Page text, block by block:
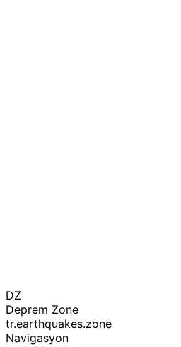
DZ
Deprem Zone
tr.earthquakes.zone
Navigasyon